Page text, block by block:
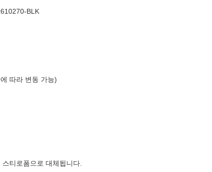
BLK
따라 변동 가능)
티로폼으로 대체됩니다.